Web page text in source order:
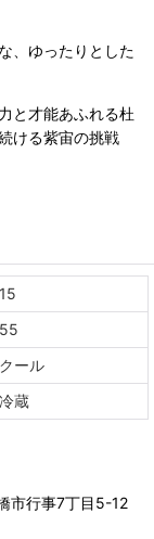
、ゆったりとした
と才能あふれる杜
ける紫宙の挑戦
15
55
クール
冷蔵
市行事7丁目5-12